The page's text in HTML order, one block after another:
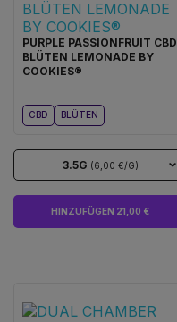
PURPLE PASSIONFRUIT CBD
BLÜTEN LEMONADE BY
COOKIES®
CBD BLÜTEN
3.5G (6,00 €/G)
HINZUFÜGEN 21,00 €